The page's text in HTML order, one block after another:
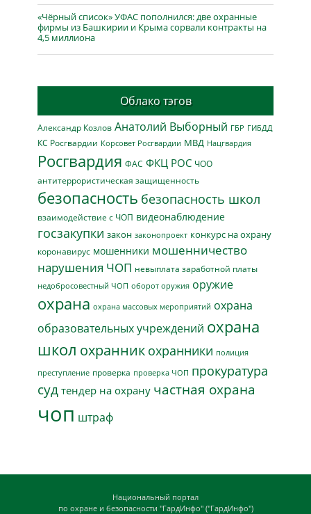
«Чёрный список» УФАС пополнился: две охранные
фирмы из Башкирии и Крыма сорвали контракты на
4,5 миллиона
Облако тэгов
Александр Козлов Анатолий Выборный ГБР ГИБДД
КС Росгвардии Корсовет Росгвардии МВД Нацгвардия
Росгвардия ФАС ФКЦ РОС ЧОО
антитеррористическая защищенность
безопасность безопасность школ
взаимодействие с ЧОП видеонаблюдение
госзакупки закон законопроект конкурс на охрану
коронавирус мошенники мошенничество
нарушения ЧОП невыплата заработной платы
недобросовестный ЧОП оборот оружия оружие
охрана охрана массовых мероприятий охрана
образовательных учреждений охрана
школ охранник охранники полиция
преступление проверка проверка ЧОП прокуратура
суд тендер на охрану частная охрана
чоп штраф
Национальный портал
по охране и безопасности "ГардИнфо" ("ГардИнфо")